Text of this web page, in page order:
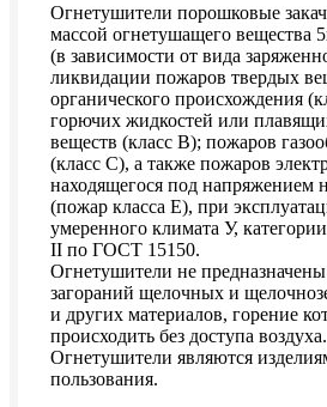
Огнетушители порошковые
массой огнетушащего вещества
(в зависимости от вида
ликвидации пожаров твердых
органического происхождения
горючих жидкостей или
веществ (класс В); пожаров
(класс С), а также пожаров
находящегося под напряжением
(пожар класса Е), при
умеренного климата У,
II по ГОСТ 15150.
Огнетушители не
загораний щелочных и
и других материалов, горение
происходить без доступа воздуха.
Огнетушители являются
пользования.